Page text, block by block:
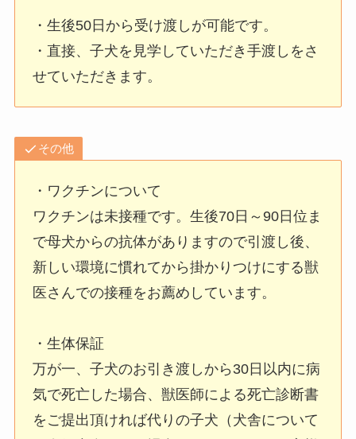
・生後50日から受け渡しが可能です。
・直接、子犬を見学していただき手渡しをさ
せていただきます。
その他
・ワクチンについて
ワクチンは未接種です。生後70日～90日位ま
で母犬からの抗体がありますので引渡し後、
新しい環境に慣れてから掛かりつけにする獣
医さんでの接種をお薦めしています。
・生体保証
万が一、子犬のお引き渡しから30日以内に病
気で死亡した場合、獣医師による死亡診断書
をご提出頂ければ代りの子犬（犬舎について